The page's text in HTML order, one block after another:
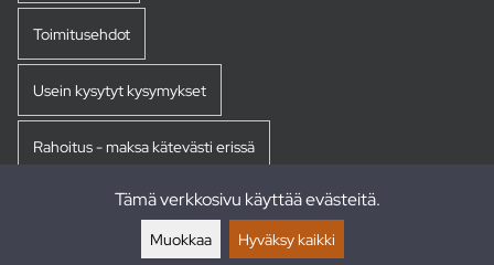
Toimitusehdot
Usein kysytyt kysymykset
Rahoitus - maksa kätevästi erissä
Tämä verkkosivu käyttää evästeitä.
Muokkaa Hyväksy kaikki